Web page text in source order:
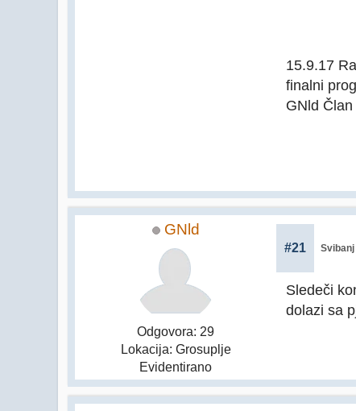
15.9.17
finalni
GNld
GNld
Odgovora: 29
Lokacija: Grosuplje
Evidentirano
#21 Svibanj
Sledeči
dolazi sa